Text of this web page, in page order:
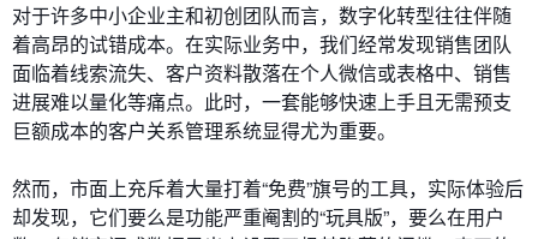
对于许多中小企业主和初创团队而言，数字化转型往往伴随
着高昂的试错成本。在实际业务中，我们经常发现销售团队
面临着线索流失、客户资料散落在个人微信或表格中、销售
进展难以量化等痛点。此时，一套能够快速上手且无需预支
巨额成本的客户关系管理系统显得尤为重要。
然而，市面上充斥着大量打着“免费”旗号的工具，实际体验后
却发现，它们要么是功能严重阉割的“玩具版”，要么在用户